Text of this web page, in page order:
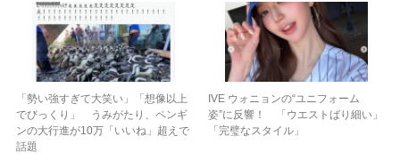
「勢い強すぎて大笑い」「想像以上
でびっくり」 うみがたり、ペンギ
ンの大行進が10万「いいね」超えで
話題
IVE ウォニョンの“ユニフォーム
姿”に反響！ 「ウエストばり細い」
「完璧なスタイル」